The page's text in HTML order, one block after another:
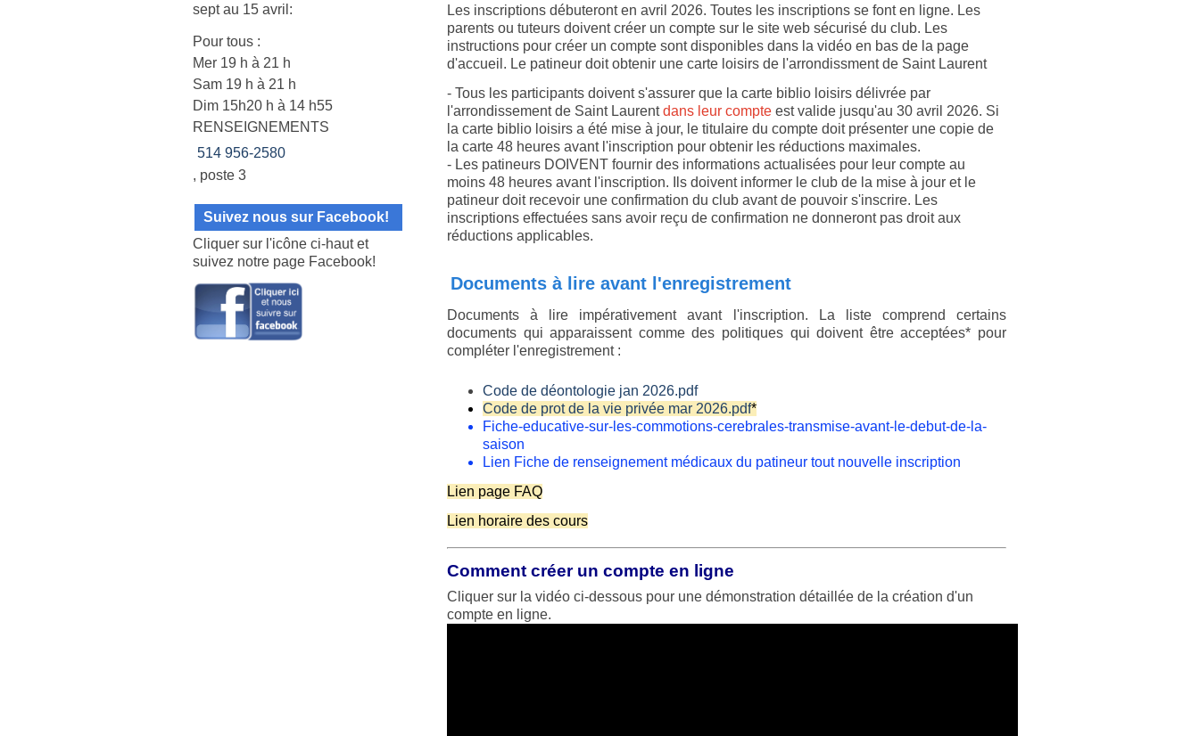
sept au 15 avril:
Pour tous :
Mer 19 h à 21 h
Sam 19 h à 21 h
Dim 15h20 h à 14 h55
RENSEIGNEMENTS
514 956-2580
, poste 3
Suivez nous sur Facebook!
Cliquer sur l'icône ci-haut et
suivez notre page Facebook!
Les inscriptions débuteront en avril 2026. Toutes les inscriptions se font en ligne. Les
parents ou tuteurs doivent créer un compte sur le site web sécurisé du club. Les
instructions pour créer un compte sont disponibles dans la vidéo en bas de la page
d'accueil. Le patineur doit obtenir une carte loisirs de l'arrondissment de Saint Laurent
- Tous les participants doivent s'assurer que la carte biblio loisirs délivrée par
l'arrondissement de Saint Laurentdans leur compte est valide jusqu'au 30 avril 2026. Si
la carte biblio loisirs a été mise à jour, le titulaire du compte doit présenter une copie de
la carte 48 heures avant l'inscription pour obtenir les réductions maximales.
- Les patineurs DOIVENT fournir des informations actualisées pour leur compte au
moins 48 heures avant l'inscription. Ils doivent informer le club de la mise à jour et le
patineur doit recevoir une confirmation du club avant de pouvoir s'inscrire. Les
inscriptions effectuées sans avoir reçu de confirmation ne donneront pas droit aux
réductions applicables.
Documents à lire avant l'enregistrement
Documents à lire impérativement avant l'inscription. La liste comprend certains
documents qui apparaissent comme des politiques qui doivent être acceptées* pour
compléter l'enregistrement :
Code de déontologie jan 2026.pdf
Code de prot de la vie privée mar 2026.pdf*
Fiche-educative-sur-les-commotions-cerebrales-transmise-avant-le-debut-de-la-
saison
Lien Fiche de renseignement médicaux du patineur tout nouvelle inscription
Lien page FAQ
Lien horaire des cours
Comment créer un compte en ligne
Cliquer sur la vidéo ci-dessous pour une démonstration détaillée de la création d'un
compte en ligne.